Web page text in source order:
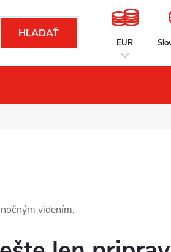
HĽADAŤ
EUR
videním.